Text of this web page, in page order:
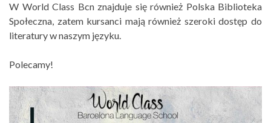
W World Class Bcn znajduje się również Polska Biblioteka
Społeczna, zatem kursanci mają również szeroki dostęp do
literatury w naszym języku.
Polecamy!